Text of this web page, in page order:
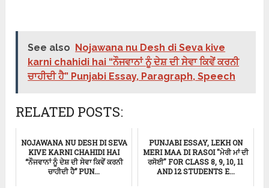
See also
Nojawana nu Desh di Seva kive
karni chahidi hai “ਨੌਜਵਾਨਾਂ ਨੂੰ ਦੇਸ਼ ਦੀ ਸੇਵਾ ਕਿਵੇਂ ਕਰਨੀ
ਚਾਹੀਦੀ ਹੈ” Punjabi Essay, Paragraph, Speech
RELATED POSTS:
NOJAWANA NU DESH DI SEVA
KIVE KARNI CHAHIDI HAI
“ਨੌਜਵਾਨਾਂ ਨੂੰ ਦੇਸ਼ ਦੀ ਸੇਵਾ ਕਿਵੇਂ ਕਰਨੀ
ਚਾਹੀਦੀ ਹੈ” PUN...
PUNJABI ESSAY, LEKH ON
MERI MAA DI RASOI "ਮੇਰੀ ਮਾਂ ਦੀ
ਰਸੋਈ" FOR CLASS 8, 9, 10, 11
AND 12 STUDENTS E...